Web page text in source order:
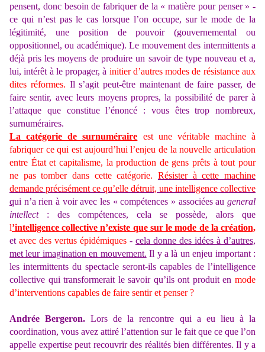
pensent, donc besoin de fabriquer de la « matière pour penser » -
ce qui n’est pas le cas lorsque l’on occupe, sur le mode de la
légitimité, une position de pouvoir (gouvernemental ou
oppositionnel, ou académique). Le mouvement des intermittents a
déjà pris les moyens de produire un savoir de type nouveau et a,
lui, intérêt à le propager, à initier d’autres modes de résistance aux
dites réformes. Il s’agit peut-être maintenant de faire passer, de
faire sentir, avec leurs moyens propres,la possibilité de parer à
l’attaque que constitue l’énoncé : vous êtes trop nombreux,
surnuméraires.
La catégorie de surnuméraire est une véritable machine à
fabriquer ce qui est aujourd’hui l’enjeu de la nouvelle articulation
entre État et capitalisme, la production de gens prêts à tout pour
ne pas tomber dans cette catégorie. Résister à cette machine
demande précisément ce qu’elle détruit, une intelligence collective
qui n’a rien à voir avec les « compétences » associées au general
intellect: des compétences, cela se possède, alors que
l’intelligence collective n’existe que sur le mode de la création,
et avec des vertus épidémiques - cela donne des idées à d’autres,
met leur imagination en mouvement. Il y a là un enjeu important :
les intermittents du spectacle seront-ils capables de l’intelligence
collective qui transformerait le savoir qu’ils ont produit en mode
d’interventions capables de faire sentir et penser ?
Andrée Bergeron. Lors de la rencontre qui a eu lieu à la
coordination, vous avez attiré l’attention sur le fait que ce que l’on
appelle expertise peut recouvrir des réalités bien différentes. Il y a